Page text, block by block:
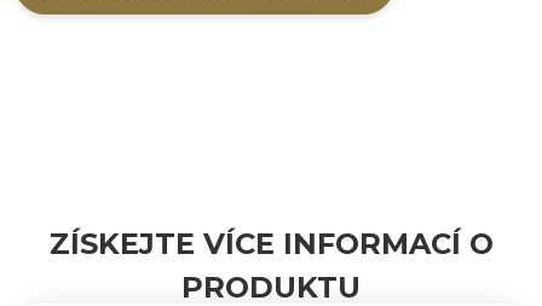
ZÍSKEJTE VÍCE INFORMACÍ O
PRODUKTU